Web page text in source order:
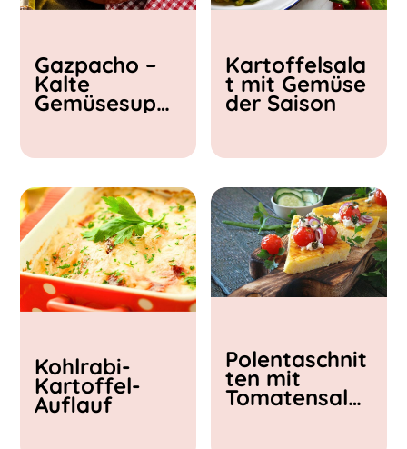
< 15 min
15 - 30 min
30 - 60 min
Gazpacho –
Kalte
Gemüsesupp
Kartoffelsala
t mit Gemüse
der Saison
Kohlrabi-
Kartoffel-
Auflauf
Polentaschnit
ten mit
Tomatensalat